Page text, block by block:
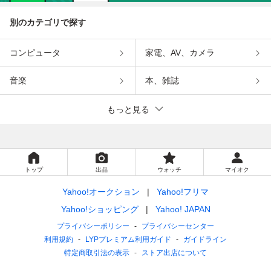
別のカテゴリで探す
コンピュータ 家電、AV、カメラ
音楽 本、雑誌
もっと見る
トップ 出品 ウォッチ マイオク
Yahoo!オークション
Yahoo!フリマ
Yahoo!ショッピング
Yahoo! JAPAN
プライバシーポリシー
プライバシーセンター
利用規約
LYPプレミアム利用ガイド
ガイドライン
特定商取引法の表示
ストア出店について